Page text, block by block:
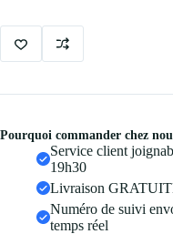
0
Pourquoi commander chez
Service client
19h30
Livraison
Numéro de suivi
temps réel